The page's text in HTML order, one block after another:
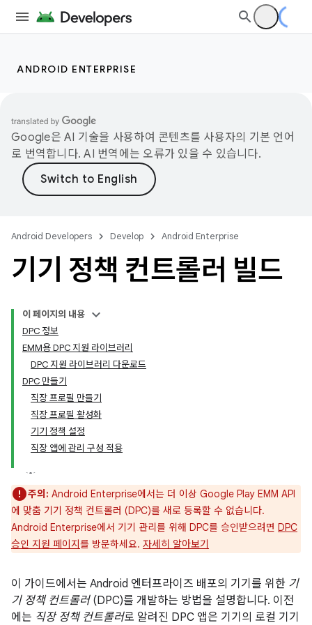
ANDROID ENTERPRISE
Google은 AI 기술을 사용하여 콘텐츠를 사용자의 기본 언어
로 번역합니다. AI 번역에는 오류가 있을 수 있습니다.
Android Developers Develop Android Enterprise
기기 정책 컨트롤러 빌드
이 페이지의 내용
DPC 정보
EMM용 DPC 지원 라이브러리
DPC 지원 라이브러리 다운로드
DPC 만들기
직장 프로필 만들기
직장 프로필 활성화
기기 정책 설정
직장 앱에 관리 구성 적용
주의: Android Enterprise에서는 더 이상 Google Play EMM API
에 맞춤 기기 정책 컨트롤러 (DPC)를 새로 등록할 수 없습니다.
Android Enterprise에서 기기 관리를 위해 DPC를 승인받으려면 DPC
승인 지원 페이지를 방문하세요. 자세히 알아보기
이 가이드에서는 Android 엔터프라이즈 배포의 기기를 위한 기
기 정책 컨트롤러(DPC)를 개발하는 방법을 설명합니다. 이전
에는 직장 정책 컨트롤러로 알려진 DPC 앱은 기기의 로컬 기기